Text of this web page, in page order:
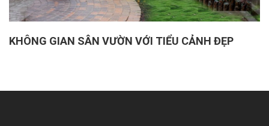
KHÔNG GIAN SÂN VƯỜN VỚI TIỂU CẢNH ĐẸP